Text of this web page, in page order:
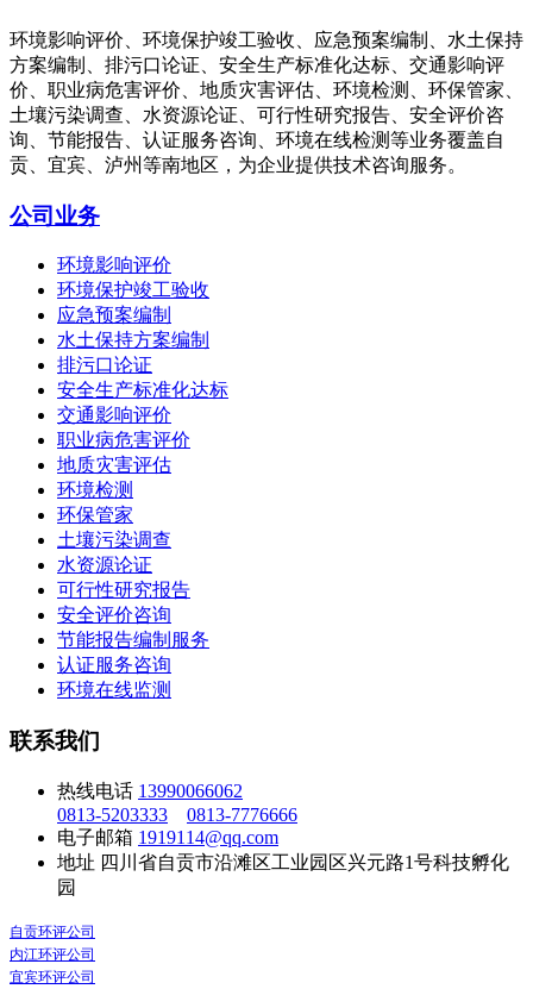
环境影响评价、环境保护竣工验收、应急预案编制、水土保持
方案编制、排污口论证、安全生产标准化达标、交通影响评
价、职业病危害评价、地质灾害评估、环境检测、环保管家、
土壤污染调查、水资源论证、可行性研究报告、安全评价咨
询、节能报告、认证服务咨询、环境在线检测等业务覆盖自
贡、宜宾、泸州等南地区，为企业提供技术咨询服务。
公司业务
环境影响评价
环境保护竣工验收
应急预案编制
水土保持方案编制
排污口论证
安全生产标准化达标
交通影响评价
职业病危害评价
地质灾害评估
环境检测
环保管家
土壤污染调查
水资源论证
可行性研究报告
安全评价咨询
节能报告编制服务
认证服务咨询
环境在线监测
联系我们
热线电话 13990066062
0813-5203333
0813-7776666
电子邮箱 1919114@qq.com
地址 四川省自贡市沿滩区工业园区兴元路1号科技孵化
园
自贡环评公司
内江环评公司
宜宾环评公司